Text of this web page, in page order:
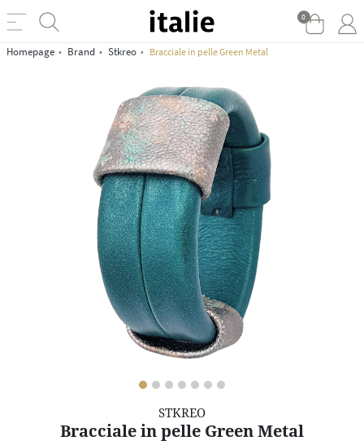
0
Homepage Brand Stkreo Bracciale in pelle Green Metal
STKREO
Bracciale in pelle Green Metal